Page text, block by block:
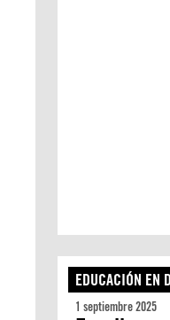
EDUCACIÓN EN
1 septiembre 2025